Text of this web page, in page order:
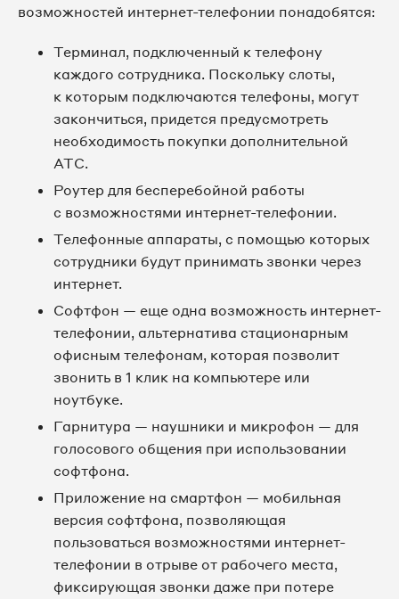
возможностей интернет-телефонии понадобятся:
Терминал, подключенный к телефону
каждого сотрудника. Поскольку слоты,
к которым подключаются телефоны, могут
закончиться, придется предусмотреть
необходимость покупки дополнительной
АТС.
Роутер для бесперебойной работы
с возможностями интернет-телефонии.
Телефонные аппараты, с помощью которых
сотрудники будут принимать звонки через
интернет.
Софтфон — еще одна возможность интернет-
телефонии, альтернатива стационарным
офисным телефонам, которая позволит
звонить в 1 клик на компьютере или
ноутбуке.
Гарнитура — наушники и микрофон — для
голосового общения при использовании
софтфона.
Приложение на смартфон — мобильная
версия софтфона, позволяющая
пользоваться возможностями интернет-
телефонии в отрыве от рабочего места,
фиксирующая звонки даже при потере